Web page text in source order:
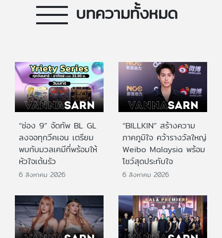
บทความทั้งหมด
“ช่อง 9” จัดทัพ BL GL
ลงจอทุกวีคเอน เตรียม
พบกับมวลเคมีที่พร้อมให้
หัวใจเต้นรัว
6 สิงหาคม 2026
“BILLKIN” สร้างความ
ภาคภูมิใจ คว้ารางวัลใหญ่
Weibo Malaysia พร้อม
โชว์สุดประทับใจ
6 สิงหาคม 2026